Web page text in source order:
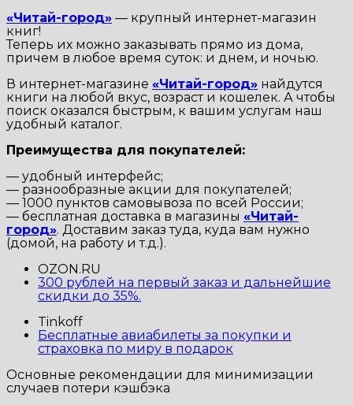
«Читай-город» — крупный интернет-магазин
книг!
Теперь их можно заказывать прямо из дома,
причем в любое время суток: и днем, и ночью.
В интернет-магазине «Читай-город» найдутся
книги на любой вкус, возраст и кошелек. А чтобы
поиск оказался быстрым, к вашим услугам наш
удобный каталог.
Преимущества для покупателей:
— удобный интерфейс;
— разнообразные акции для покупателей;
— 1000 пунктов самовывоза по всей России;
— бесплатная доставка в магазины «Читай-
город». Доставим заказ туда, куда вам нужно
(домой, на работу и т.д.).
OZON.RU
300 рублей на первый заказ и дальнейшие
скидки до 35%.
Tinkoff
Бесплатные авиабилеты за покупки и
страховка по миру в подарок
Основные рекомендации для минимизации
случаев потери кэшбэка